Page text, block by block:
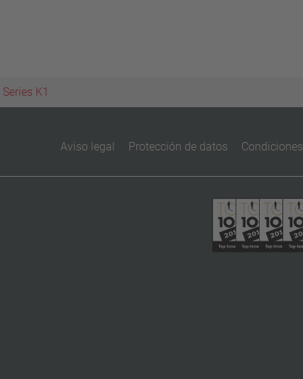
Series K1
Aviso legal Protección de datos Condiciones